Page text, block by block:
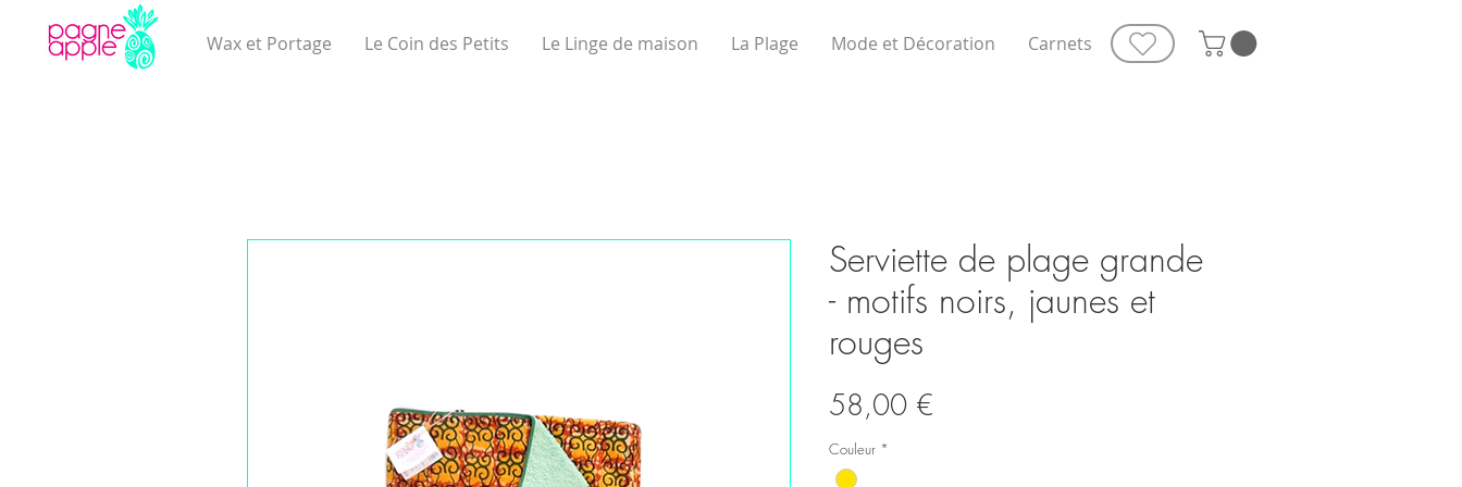
Wax et Portage Le Coin des Petits Le Linge de maison La Plage Mode et Décoration Carnets
Serviette de plage grande
- motifs noirs, jaunes et
rouges
58,00 €
Couleur *